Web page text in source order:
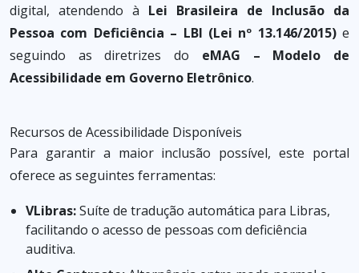
digital, atendendo à Lei Brasileira de Inclusão da
Pessoa com Deficiência – LBI (Lei nº 13.146/2015)e
seguindo as diretrizes do eMAG – Modelo de
Acessibilidade em Governo Eletrônico.
Recursos de Acessibilidade Disponíveis
Para garantir a maior inclusão possível, este portal
oferece as seguintes ferramentas:
VLibras:Suíte de tradução automática para Libras,
facilitando o acesso de pessoas com deficiência
auditiva.